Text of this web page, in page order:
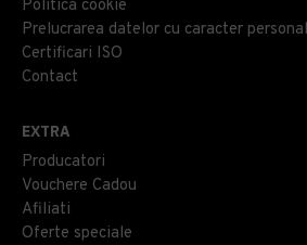
Politica cookie
Prelucrarea datelor cu caracter personal
Certificari ISO
Contact
EXTRA
Producatori
Vouchere Cadou
Afiliati
Oferte speciale